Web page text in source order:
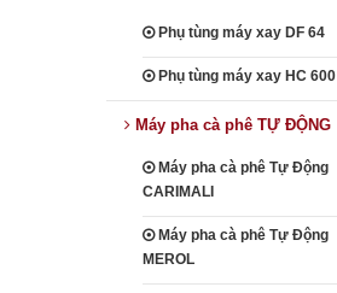
Phụ tùng máy xay DF 64
Phụ tùng máy xay HC 600
Máy pha cà phê TỰ ĐỘNG
Máy pha cà phê Tự Động
CARIMALI
Máy pha cà phê Tự Động
MEROL